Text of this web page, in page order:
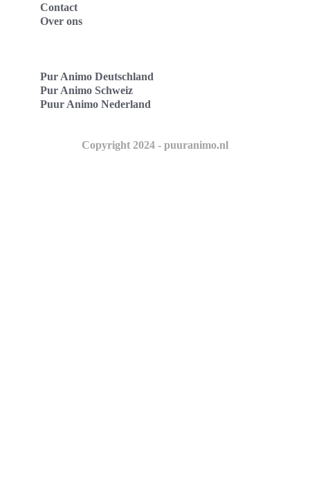
Contact
Over ons
Pur Animo Deutschland
Pur Animo Schweiz
Puur Animo Nederland
Copyright 2024 - puuranimo.nl